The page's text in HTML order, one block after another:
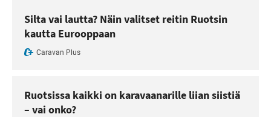
Silta vai lautta? Näin valitset reitin Ruotsin
kautta Eurooppaan
Caravan Plus
Ruotsissa kaikki on karavaanarille liian siistiä
– vai onko?